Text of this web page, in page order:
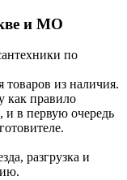
и МО
по
из наличия.
как правило
и в первую очередь
разгрузка и